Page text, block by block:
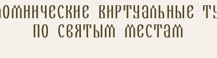
Виртуальные
по святым местам